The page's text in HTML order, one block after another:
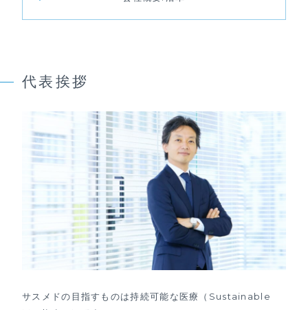
代表挨拶
サスメドの目指すものは持続可能な医療（Sustainable